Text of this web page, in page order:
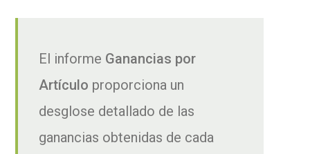
El informe Ganancias por
Artículo proporciona un
desglose detallado de las
ganancias obtenidas de cada